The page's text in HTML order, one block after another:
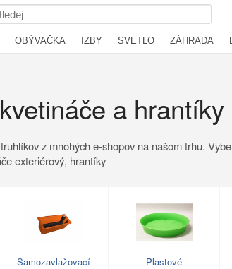
OBÝVAČKA IZBY SVETLO ZÁHRADA
a hrantíky
z mnohých e-shopov na našom trhu.
exteriérový, hrantíky
Samozavlažovací Plastové